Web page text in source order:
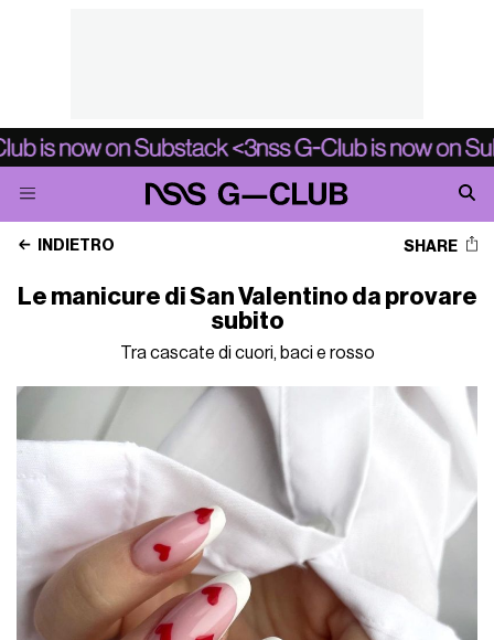
INDIETRO SHARE
Le manicure di San Valentino da provare
subito
Tra cascate di cuori, baci e rosso